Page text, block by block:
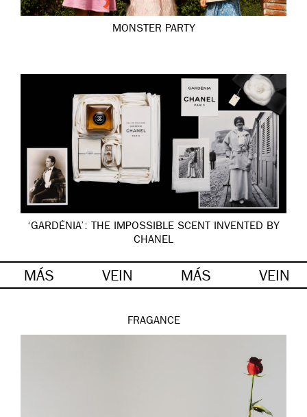
MONSTER PARTY
‘GARDÉNIA’: THE IMPOSSIBLE SCENT INVENTED BY
CHANEL
MÁS VEIN MÁS VEIN
FRAGANCE